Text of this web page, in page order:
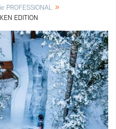
PROFESSIONAL »
EDITION